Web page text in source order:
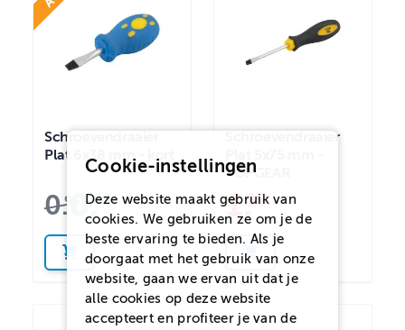
Schroevendraaier
Plat 6x38 mm - kort
0.95 0.68
Schroevendraaier
TOPGEAR
1.
95
Cookie-instellingen
Deze website maakt gebruik van
cookies. We gebruiken ze om je de
beste ervaring te bieden. Als je
doorgaat met het gebruik van onze
website, gaan we ervan uit dat je
alle cookies op deze website
accepteert en profiteer je van de